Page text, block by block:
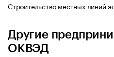
Строительство местных линий
Другие
ОКВЭД